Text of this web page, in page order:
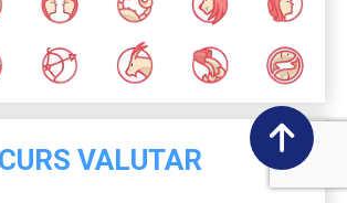
CURS VALUTAR